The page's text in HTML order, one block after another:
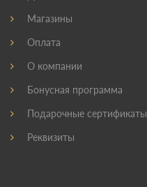
Магазины
Оплата
О компании
Бонусная программа
Подарочные сертификаты
Реквизиты